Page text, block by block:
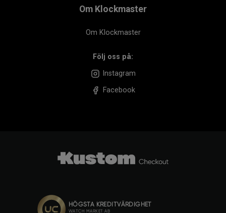
Om Klockmaster
Om Klockmaster
Följ oss på:
Instagram
Facebook